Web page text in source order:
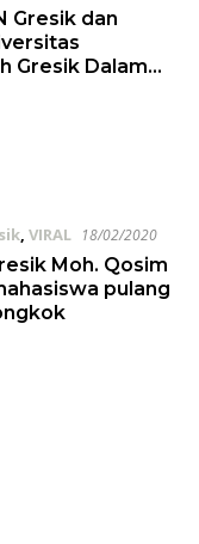
Gresik dan
Gresik Dalam
Tanah
, VIRAL 18/02/2020
Moh. Qosim
pulang